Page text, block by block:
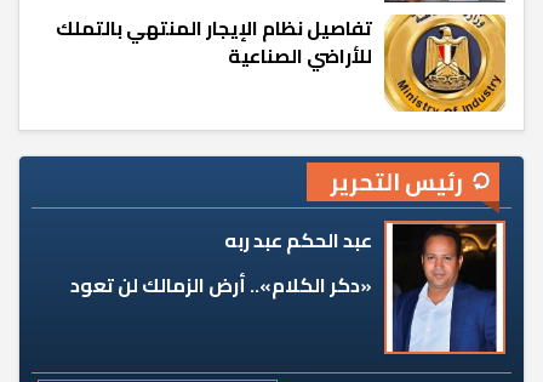
تفاصيل نظام الإيجار المنتهي بالتملك
للأراضي الصناعية
رئيس التحرير
عبد الحكم عبد ربه
«دكر الكلام».. أرض الزمالك لن تعود